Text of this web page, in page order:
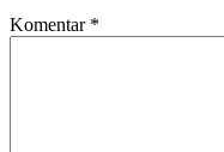
Komentar *